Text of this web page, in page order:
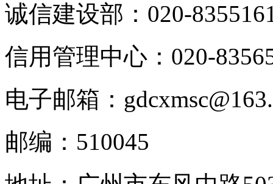
诚信建设部：020-
信用管理中心：020-
电子邮箱：
邮编：510045